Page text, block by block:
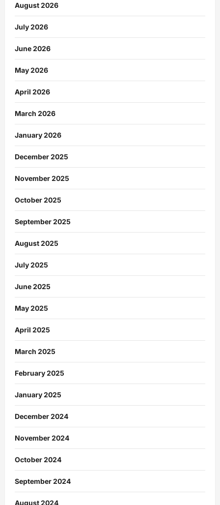
August 2026
July 2026
June 2026
May 2026
April 2026
March 2026
January 2026
December 2025
November 2025
October 2025
September 2025
August 2025
July 2025
June 2025
May 2025
April 2025
March 2025
February 2025
January 2025
December 2024
November 2024
October 2024
September 2024
August 2024